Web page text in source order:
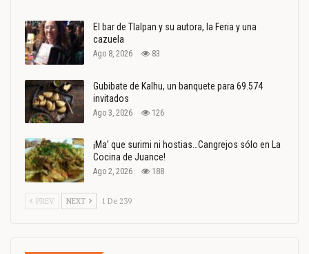
El bar de Tlalpan y su autora, la Feria y una
cazuela
Ago 8, 2026 83
Gubibate de Kalhu, un banquete para 69.574
invitados
Ago 3, 2026 126
¡Ma’ que surimi ni hostias…Cangrejos sólo en La
Cocina de Juance!
Ago 2, 2026 188
PREV NEXT 1 De 239